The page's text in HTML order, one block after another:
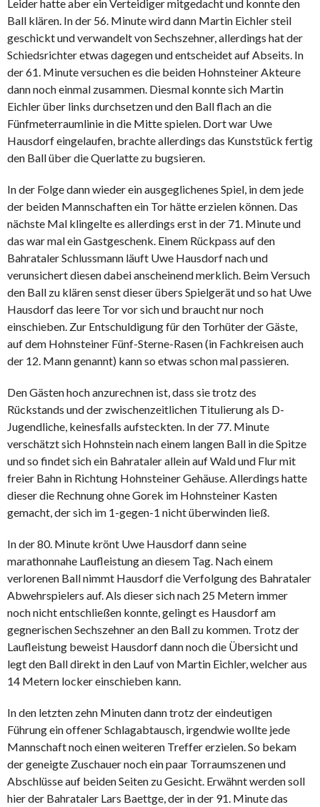
Leider hatte aber ein Verteidiger mitgedacht und konnte den
Ball klären. In der 56. Minute wird dann Martin Eichler steil
geschickt und verwandelt von Sechszehner, allerdings hat der
Schiedsrichter etwas dagegen und entscheidet auf Abseits. In
der 61. Minute versuchen es die beiden Hohnsteiner Akteure
dann noch einmal zusammen. Diesmal konnte sich Martin
Eichler über links durchsetzen und den Ball flach an die
Fünfmeterraumlinie in die Mitte spielen. Dort war Uwe
Hausdorf eingelaufen, brachte allerdings das Kunststück fertig
den Ball über die Querlatte zu bugsieren.
In der Folge dann wieder ein ausgeglichenes Spiel, in dem jede
der beiden Mannschaften ein Tor hätte erzielen können. Das
nächste Mal klingelte es allerdings erst in der 71. Minute und
das war mal ein Gastgeschenk. Einem Rückpass auf den
Bahrataler Schlussmann läuft Uwe Hausdorf nach und
verunsichert diesen dabei anscheinend merklich. Beim Versuch
den Ball zu klären senst dieser übers Spielgerät und so hat Uwe
Hausdorf das leere Tor vor sich und braucht nur noch
einschieben. Zur Entschuldigung für den Torhüter der Gäste,
auf dem Hohnsteiner Fünf-Sterne-Rasen (in Fachkreisen auch
der 12. Mann genannt) kann so etwas schon mal passieren.
Den Gästen hoch anzurechnen ist, dass sie trotz des
Rückstands und der zwischenzeitlichen Titulierung als D-
Jugendliche, keinesfalls aufsteckten. In der 77. Minute
verschätzt sich Hohnstein nach einem langen Ball in die Spitze
und so findet sich ein Bahrataler allein auf Wald und Flur mit
freier Bahn in Richtung Hohnsteiner Gehäuse. Allerdings hatte
dieser die Rechnung ohne Gorek im Hohnsteiner Kasten
gemacht, der sich im 1-gegen-1 nicht überwinden ließ.
In der 80. Minute krönt Uwe Hausdorf dann seine
marathonnahe Laufleistung an diesem Tag. Nach einem
verlorenen Ball nimmt Hausdorf die Verfolgung des Bahrataler
Abwehrspielers auf. Als dieser sich nach 25 Metern immer
noch nicht entschließen konnte, gelingt es Hausdorf am
gegnerischen Sechszehner an den Ball zu kommen. Trotz der
Laufleistung beweist Hausdorf dann noch die Übersicht und
legt den Ball direkt in den Lauf von Martin Eichler, welcher aus
14 Metern locker einschieben kann.
In den letzten zehn Minuten dann trotz der eindeutigen
Führung ein offener Schlagabtausch, irgendwie wollte jede
Mannschaft noch einen weiteren Treffer erzielen. So bekam
der geneigte Zuschauer noch ein paar Torraumszenen und
Abschlüsse auf beiden Seiten zu Gesicht. Erwähnt werden soll
hier der Bahrataler Lars Baettge, der in der 91. Minute das